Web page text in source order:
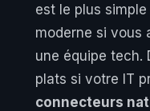
est le plus
moderne si vous
une équipe tech.
plats si votre IT
connecteurs